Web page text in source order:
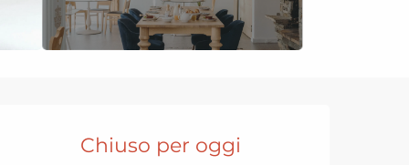
e contatti
Chiuso per oggi